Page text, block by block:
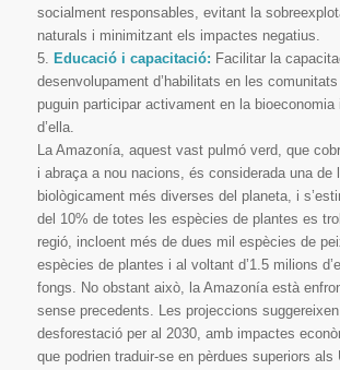
socialment responsables, evitant la
naturals i minimitzant els impactes negatius.
5. Educació i capacitació: Facilitar la
desenvolupament d’habilitats en les
puguin participar activament en la bioeconomia
d’ella.
La Amazonía, aquest vast pulmó verd, que
i abraça a nou nacions, és considerada una de
biològicament més diverses del planeta, i
del 10% de totes les espècies de plantes es
regió, incloent més de dues mil espècies de
espècies de plantes i al voltant d’1.5 milions
fongs. No obstant això, la Amazonía està
sense precedents. Les projeccions
desforestació per al 2030, amb impactes
que podrien traduir-se en pèrdues superiors als